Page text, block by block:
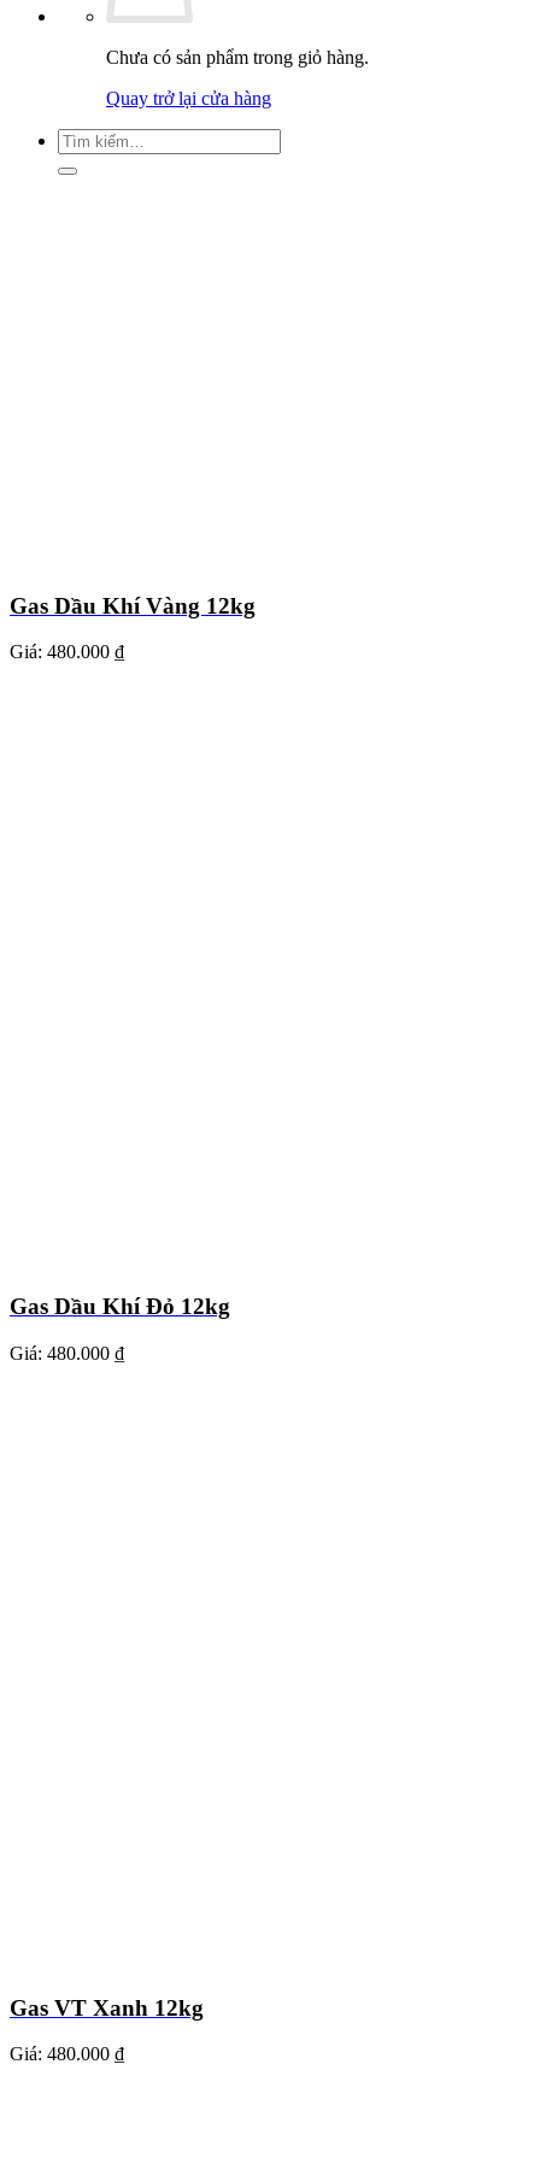
Chưa có sản phẩm trong giỏ hàng.
Quay trở lại cửa hàng
Tìm
kiếm:
Gas Dầu Khí Vàng 12kg
Giá: 480.000 ₫
Gas Dầu Khí Đỏ 12kg
Giá: 480.000 ₫
Gas VT Xanh 12kg
Giá: 480.000 ₫